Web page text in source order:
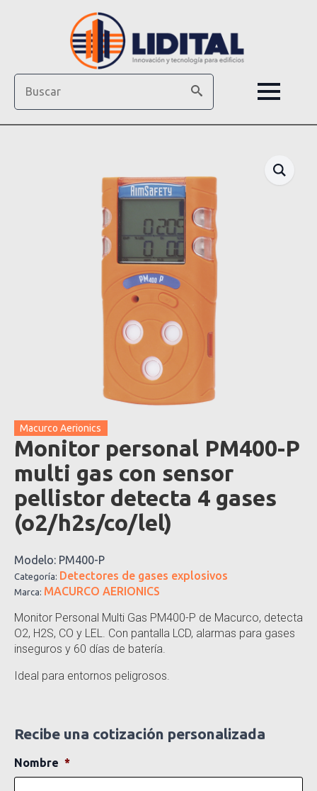
Macurco Aerionics
Monitor personal PM400-P
multi gas con sensor
pellistor detecta 4 gases
(o2/h2s/co/lel)
Modelo: PM400-P
Categoría: Detectores de gases explosivos
Marca: MACURCO AERIONICS
Monitor Personal Multi Gas PM400-P de Macurco, detecta
O2, H2S, CO y LEL. Con pantalla LCD, alarmas para gases
inseguros y 60 días de batería.
Ideal para entornos peligrosos.
Recibe una cotización personalizada
Nombre *